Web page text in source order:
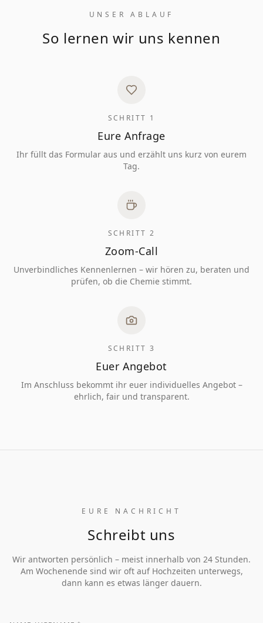
UNSER ABLAUF
So lernen wir uns kennen
SCHRITT 1
Eure Anfrage
Ihr füllt das Formular aus und erzählt uns kurz von eurem
Tag.
SCHRITT 2
Zoom-Call
Unverbindliches Kennenlernen – wir hören zu, beraten und
prüfen, ob die Chemie stimmt.
SCHRITT 3
Euer Angebot
Im Anschluss bekommt ihr euer individuelles Angebot –
ehrlich, fair und transparent.
EURE NACHRICHT
Schreibt uns
Wir antworten persönlich – meist innerhalb von 24 Stunden.
Am Wochenende sind wir oft auf Hochzeiten unterwegs,
dann kann es etwas länger dauern.